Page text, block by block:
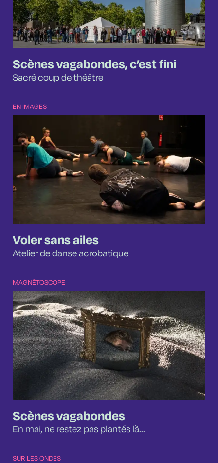
Scènes vagabondes, c’est fini
Sacré coup de théâtre
EN IMAGES
Voler sans ailes
Atelier de danse acrobatique
MAGNÉTOSCOPE
Scènes vagabondes
En mai, ne restez pas plantés là...
SUR LES ONDES